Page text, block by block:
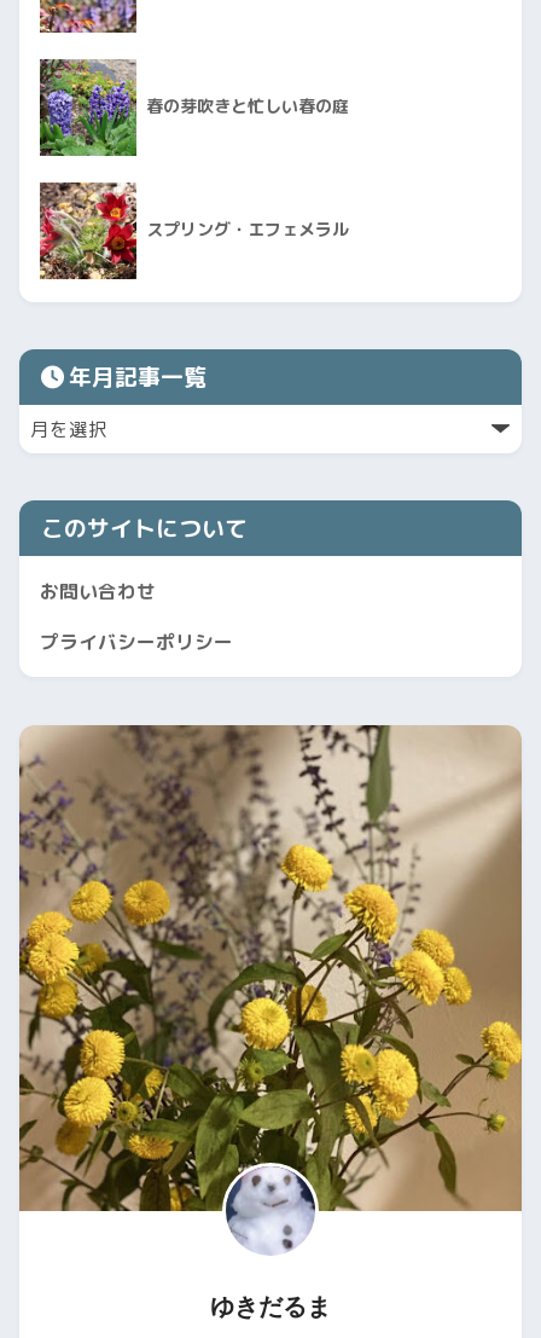
春の芽吹きと忙しい春の庭
スプリング・エフェメラル
年月記事一覧
このサイトについて
お問い合わせ
プライバシーポリシー
ゆきだるま